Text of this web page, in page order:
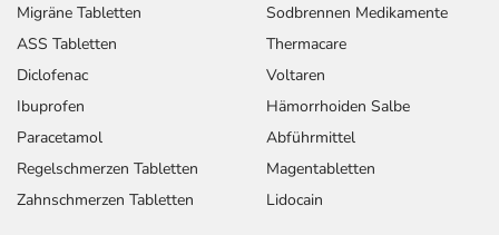
Dosierung
Text Einzeldosis
Behandlungsbeginn:
Erwachsene
1 Tablette 2-mal täglich
Migräne Tabletten
ASS Tabletten
Diclofenac
Ibuprofen
Paracetamol
Regelschmerzen Tabletten
Zahnschmerzen Tabletten
Sodbrennen Medikamente
Thermacare
Voltaren
Hämorrhoiden Salbe
Abführmittel
Magentabletten
Lidocain